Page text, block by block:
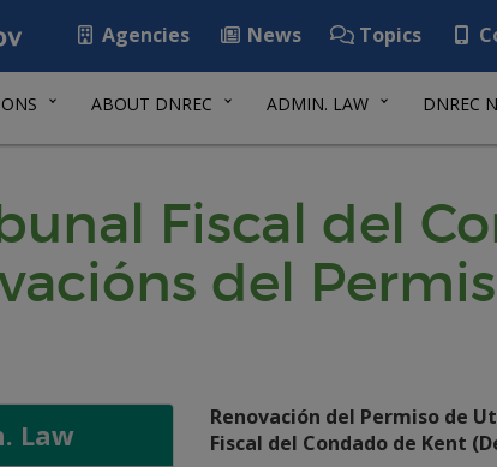
Agencies News Topics
ABOUT DNREC ADMIN. LAW DNREC
Fiscal del
del
Law
Renovación del Permiso de
Fiscal del Condado de Kent